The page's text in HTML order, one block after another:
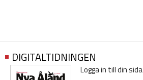
DIGITALTIDNINGEN
Logga in till din sida